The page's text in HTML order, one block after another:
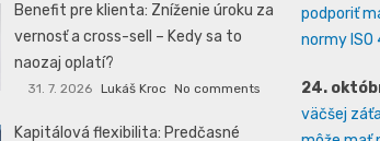
Benefit pre klienta: Zníženie úroku za
vernosť a cross-sell – Kedy sa to
naozaj oplatí?
31. 7. 2026 Lukáš Kroc No comments
Kapitálová flexibilita: Predčasné
podporiť
normy ISO
24.
väčšej